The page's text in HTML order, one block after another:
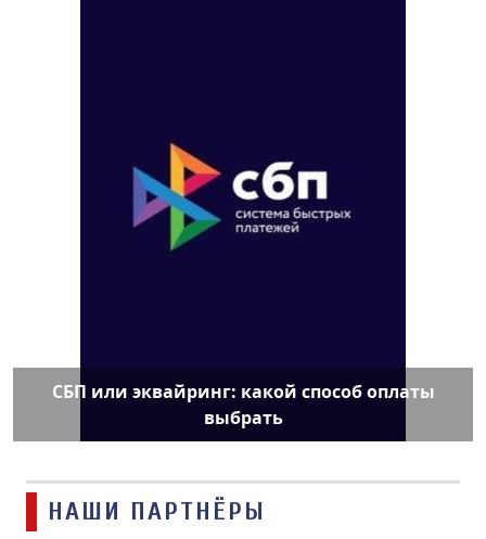
СБП или эквайринг: какой способ оплаты
выбрать
НАШИ ПАРТНЁРЫ